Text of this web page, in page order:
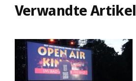
Verwandte Artikel